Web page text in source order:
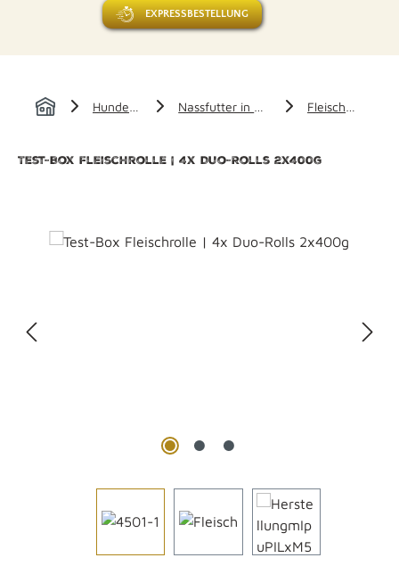
EXPRESSBESTELLUNG
Hundefutter Nassfutter in Duo-Rolls Fleischrollen
Test-Box Fleischrolle | 4x Duo-Rolls 2x400g